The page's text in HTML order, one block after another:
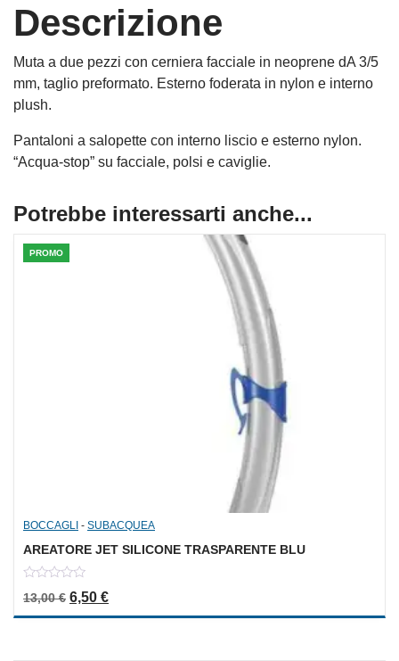
Descrizione
Muta a due pezzi con cerniera facciale in neoprene dA 3/5
mm, taglio preformato. Esterno foderata in nylon e interno
plush.
Pantaloni a salopette con interno liscio e esterno nylon.
“Acqua-stop” su facciale, polsi e caviglie.
Potrebbe interessarti anche...
PROMO
BOCCAGLI - SUBACQUEA
AREATORE JET SILICONE TRASPARENTE BLU
out
13,00€ Il prezzo originale era: 13,00 €.
6,50 €Il prezzo attuale è: 6,50 €.